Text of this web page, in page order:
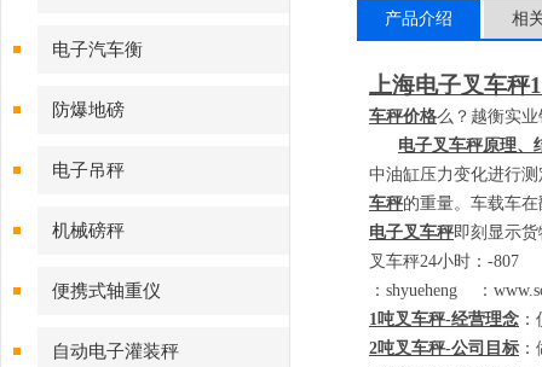
电子汽车衡
防爆地磅
电子吊秤
机械磅秤
便携式轴重仪
自动电子灌装秤
产品介绍 相
上海电子叉车秤1
车秤价格么？越衡实
电子叉车秤原理、
中油缸压力变化进行
车秤的重量。车载车
电子叉车秤即刻显示
叉车秤24小时： -
： shyueheng ：
1吨叉车秤-经营理念
2吨叉车秤-公司目标